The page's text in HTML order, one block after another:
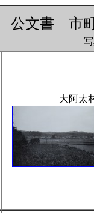
公文書 市町
大阿太